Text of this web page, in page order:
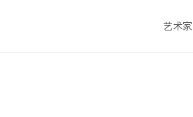
艺术家